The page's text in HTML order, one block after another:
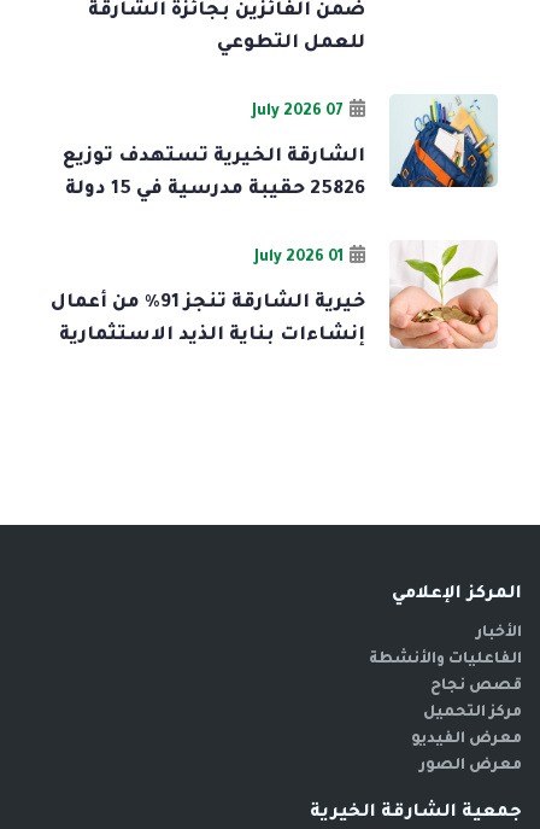
ضمن الفائزين بجائزة الشارقة
للعمل التطوعي
07 July 2026
الشارقة الخيرية تستهدف توزيع
25826 حقيبة مدرسية في 15 دولة
01 July 2026
خيرية الشارقة تنجز 91% من أعمال
إنشاءات بناية الذيد الاستثمارية
المركز الإعلامي
الأخبار
الفاعليات والأنشطة
قصص نجاح
مركز التحميل
معرض الفيديو
معرض الصور
جمعية الشارقة الخيرية